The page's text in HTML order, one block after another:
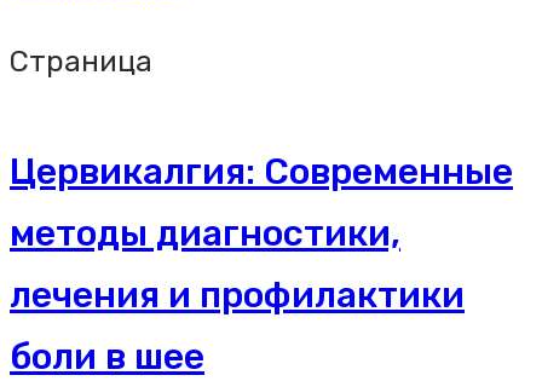
Страница
Цервикалгия: Современные
методы диагностики,
лечения и профилактики
боли в шее